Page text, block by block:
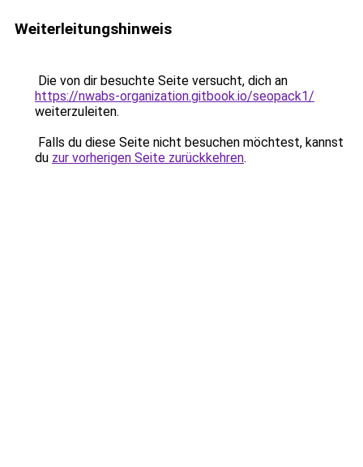
Weiterleitungshinweis
Die von dir besuchte Seite versucht, dich an
https://nwabs-organization.gitbook.io/seopack1/
weiterzuleiten.
Falls du diese Seite nicht besuchen möchtest, kannst
du zur vorherigen Seite zurückkehren.